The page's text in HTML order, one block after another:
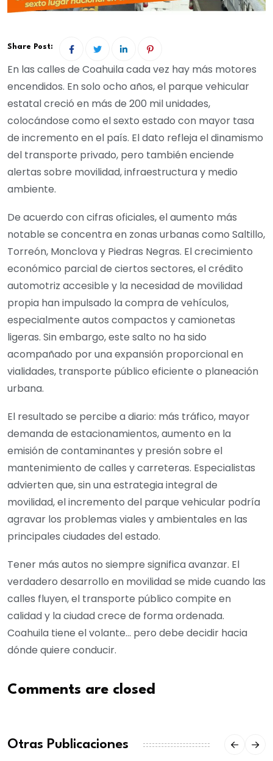
Share Post:
En las calles de Coahuila cada vez hay más motores
encendidos. En solo ocho años, el parque vehicular
estatal creció en más de 200 mil unidades,
colocándose como el sexto estado con mayor tasa
de incremento en el país. El dato refleja el dinamismo
del transporte privado, pero también enciende
alertas sobre movilidad, infraestructura y medio
ambiente.
De acuerdo con cifras oficiales, el aumento más
notable se concentra en zonas urbanas como Saltillo,
Torreón, Monclova y Piedras Negras. El crecimiento
económico parcial de ciertos sectores, el crédito
automotriz accesible y la necesidad de movilidad
propia han impulsado la compra de vehículos,
especialmente autos compactos y camionetas
ligeras. Sin embargo, este salto no ha sido
acompañado por una expansión proporcional en
vialidades, transporte público eficiente o planeación
urbana.
El resultado se percibe a diario: más tráfico, mayor
demanda de estacionamientos, aumento en la
emisión de contaminantes y presión sobre el
mantenimiento de calles y carreteras. Especialistas
advierten que, sin una estrategia integral de
movilidad, el incremento del parque vehicular podría
agravar los problemas viales y ambientales en las
principales ciudades del estado.
Tener más autos no siempre significa avanzar. El
verdadero desarrollo en movilidad se mide cuando las
calles fluyen, el transporte público compite en
calidad y la ciudad crece de forma ordenada.
Coahuila tiene el volante… pero debe decidir hacia
dónde quiere conducir.
Comments are closed
Otras Publicaciones